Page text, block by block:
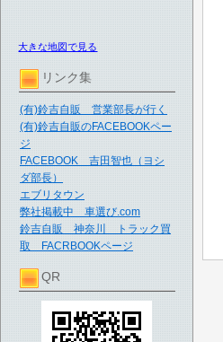
大きな地図で見る
リンク集
(有)鈴吉自販 営業部長が行く
(有)鈴吉自販のFACEBOOKペー
ジ
FACEBOOK 吉田智也（ヨシ
ダ部長）
エブリタウン
弊社掲載中 車選び.com
鈴吉自販 神奈川 トラック買
取 FACRBOOKページ
QR